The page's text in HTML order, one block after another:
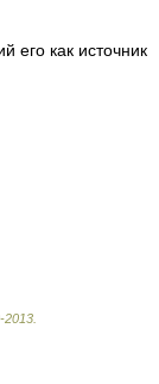
его как источник
2013